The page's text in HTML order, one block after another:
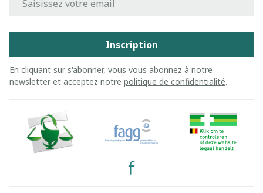
Inscription
En cliquant sur s'abonner, vous vous abonnez à notre
newsletter et acceptez notre politique de confidentialité.